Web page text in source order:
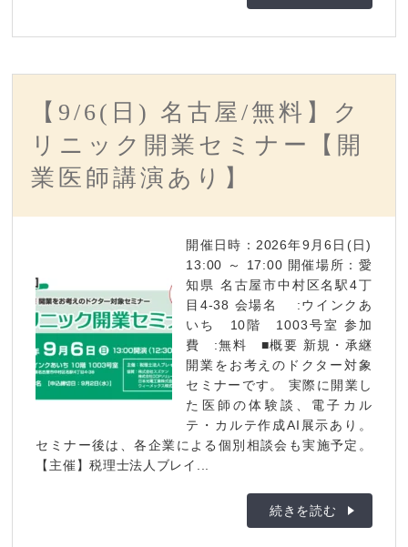
【9/6(日) 名古屋/無料】ク
リニック開業セミナー【開
業医師講演あり】
開催日時：2026年9月6日(日)
13:00 ～ 17:00 開催場所：愛
知県 名古屋市中村区名駅4丁
目4-38 会場名 :ウインクあ
いち 10階 1003号室 参加
費 :無料 ■概要 新規・承継
開業をお考えのドクター対象
セミナーです。 実際に開業し
た医師の体験談、電子カル
テ・カルテ作成AI展示あり。
セミナー後は、各企業による個別相談会も実施予定。
【主催】税理士法人ブレイ...
続きを読む